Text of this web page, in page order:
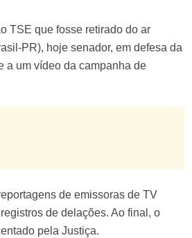
TSE que fosse retirado do ar
PR), hoje senador, em defesa da
a um vídeo da campanha de
de emissoras de TV
de delações. Ao final, o
pela Justiça.